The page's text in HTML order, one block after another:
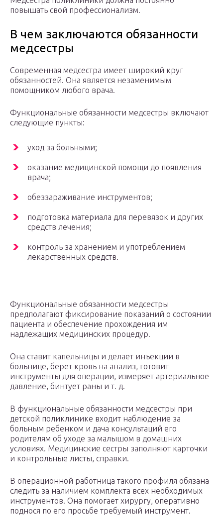
повышать свой профессионализм.
В чем заключаются обязанности
медсестры
Современная медсестра имеет широкий круг
обязанностей. Она является незаменимым
помощником любого врача.
Функциональные обязанности медсестры включают
следующие пункты:
уход за больными;
оказание медицинской помощи до появления
врача;
обеззараживание инструментов;
подготовка материала для перевязок и других
средств лечения;
контроль за хранением и употреблением
лекарственных средств.
Функциональные обязанности медсестры
предполагают фиксирование показаний о состоянии
пациента и обеспечение прохождения им
надлежащих медицинских процедур.
Она ставит капельницы и делает инъекции в
больнице, берет кровь на анализ, готовит
инструменты для операции, измеряет артериальное
давление, бинтует раны и т. д.
В функциональные обязанности медсестры при
детской поликлинике входит наблюдение за
больным ребенком и дача консультаций его
родителям об уходе за малышом в домашних
условиях. Медицинские сестры заполняют карточки
и контрольные листы, справки.
В операционной работница такого профиля обязана
следить за наличием комплекта всех необходимых
инструментов. Она помогает хирургу, оперативно
поднося по его просьбе требуемый инструмент.